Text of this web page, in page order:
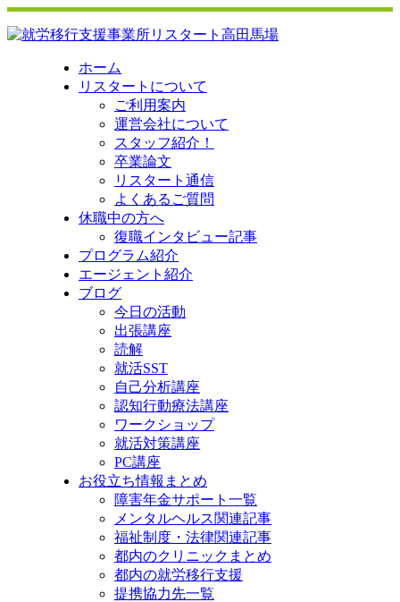
ホーム
リスタートについて
ご利用案内
運営会社について
スタッフ紹介！
卒業論文
リスタート通信
よくあるご質問
休職中の方へ
復職インタビュー記事
プログラム紹介
エージェント紹介
ブログ
今日の活動
出張講座
読解
就活SST
自己分析講座
認知行動療法講座
ワークショップ
就活対策講座
PC講座
お役立ち情報まとめ
障害年金サポート一覧
メンタルヘルス関連記事
福祉制度・法律関連記事
都内のクリニックまとめ
都内の就労移行支援
提携協力先一覧